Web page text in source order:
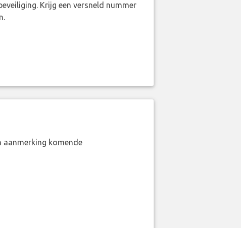
Krijg een versneld nummer
aanmerking komende